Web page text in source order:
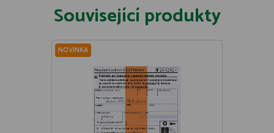
Související produkty
NOVINKA